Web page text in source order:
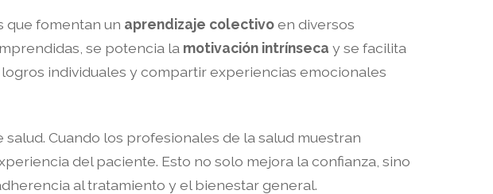
que fomentan un aprendizaje colectivoen diversos
se potencia la motivación intrínseca y se facilita
individuales y compartir experiencias emocionales
Cuando los profesionales de la salud muestran
del paciente. Esto no solo mejora la confianza, sino
al tratamiento y el bienestar general.